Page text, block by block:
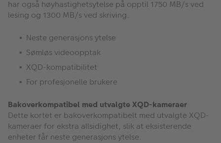
har også høyhastighetsytelse på opptil 1750 MB/s ved
lesing og 1300 MB/s ved skriving.
Neste generasjons ytelse
Sømløs videoopptak
XQD-kompatibilitet
For profesjonelle brukere
Bakoverkompatibel med utvalgte XQD-kameraer
Dette kortet er bakoverkompatibelt med utvalgte XQD-
kameraer for ekstra allsidighet, slik at eksisterende
enheter får neste generasjons ytelse.